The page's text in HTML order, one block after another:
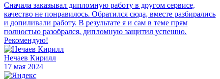
Сначала заказывал дипломную работу в другом сервисе,
качество не понравилось. Обратился сюда, вместе разбирались
и допиливали работу. В результате я и сам в теме прям
полностью разобрался, дипломную защитил успешно.
Рекомендую!
Нечаев Кирилл
17 мая 2024